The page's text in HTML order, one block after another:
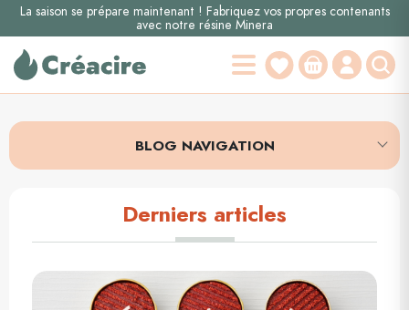
La saison se prépare maintenant ! Fabriquez vos propres contenants
avec notre résine Minera
BLOG NAVIGATION
Derniers articles